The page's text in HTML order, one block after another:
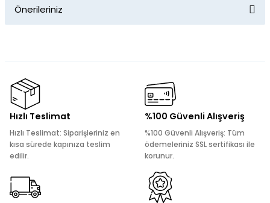
Önerileriniz
kullanarak tarafımıza iletebilirsiniz.
Görüş ve önerileriniz için teşekkür ederiz.
Ürün resmi kalitesiz, bozuk veya görüntülenemiyor.
Ürün bilgilerinde hatalar bulunuyor.
Ürün fiyatı diğer sitelerden daha pahalı.
Bu ürüne benzer farklı alternatifler olmalı.
Hızlı Teslimat
Hızlı Teslimat: Siparişleriniz en
kısa sürede kapınıza teslim
edilir.
%100 Güvenli Alışveriş
%100 Güvenli Alışveriş: Tüm
ödemeleriniz SSL sertifikası ile
korunur.